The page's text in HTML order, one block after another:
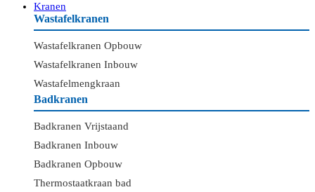
Kranen
Wastafelkranen
Wastafelkranen Opbouw
Wastafelkranen Inbouw
Wastafelmengkraan
Badkranen
Badkranen Vrijstaand
Badkranen Inbouw
Badkranen Opbouw
Thermostaatkraan bad